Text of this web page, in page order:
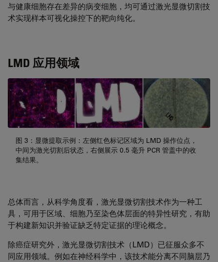
与健康细胞存在差异的病变细胞，均可通过激光显微切割技
术实现样本可视化操控下的靶向纯化。
LMD 应用领域
图 3：显微提取示例：左侧红色标记区域为 LMD 操作位点，
中间为激光切割后状态，右侧展示 0.5 毫升 PCR 管盖中的收
集结果。
总体而言，从科学角度看，激光显微切割技术作为一种工
具，可用于区域、细胞乃至染色体层面的特异性研究，有助
于构建新知识并验证缺乏特定证据的理论概念。
除癌症研究外，激光显微切割技术（LMD）已征服众多不
同应用领域。例如在神经科学中，该技术能分离不同脑层乃